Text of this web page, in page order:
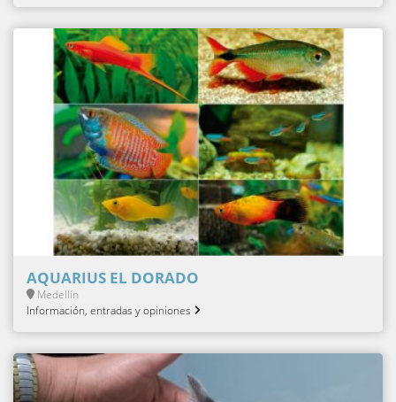
AQUARIUS EL DORADO
Medellín
Información, entradas y opiniones